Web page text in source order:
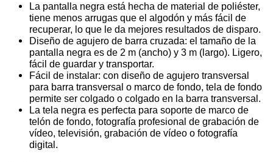
La pantalla negra está hecha de material de poliéster,
tiene menos arrugas que el algodón y más fácil de
recuperar, lo que le da mejores resultados de disparo.
Diseño de agujero de barra cruzada: el tamaño de la
pantalla negra es de 2 m (ancho) y 3 m (largo). Ligero,
fácil de guardar y transportar.
Fácil de instalar: con diseño de agujero transversal
para barra transversal o marco de fondo, tela de fondo
permite ser colgado o colgado en la barra transversal.
La tela negra es perfecta para soporte de marco de
telón de fondo, fotografía profesional de grabación de
vídeo, televisión, grabación de vídeo o fotografía
digital.